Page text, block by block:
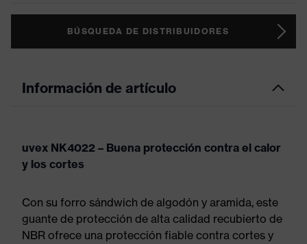
BÚSQUEDA DE DISTRIBUIDORES
Información de artículo
uvex NK4022 – Buena protección contra el calor
y los cortes
Con su forro sándwich de algodón y aramida, este
guante de protección de alta calidad recubierto de
NBR ofrece una protección fiable contra cortes y